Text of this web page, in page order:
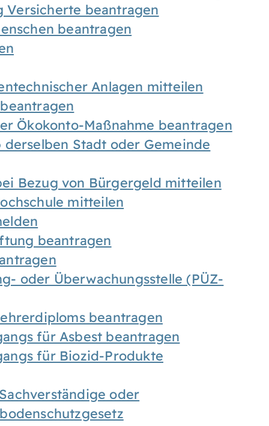
Versicherte beantragen
beantragen
Anlagen mitteilen
Ökokonto-Maßnahme beantragen
Stadt oder Gemeinde
Bezug von Bürgergeld mitteilen
mitteilen
beantragen
oder Überwachungsstelle (PÜZ-
beantragen
für Asbest beantragen
für Biozid-Produkte
oder